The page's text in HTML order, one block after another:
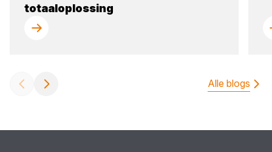
totaaloplossing
Alle blogs